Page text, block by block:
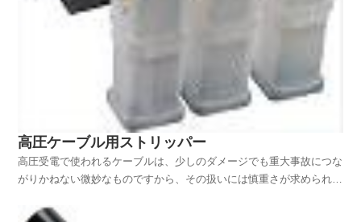
高圧ケーブル用ストリッパー
高圧受電で使われるケーブルは、少しのダメージでも重大事故につな
がりかねない微妙なものですから、その扱いには慎重さが求められま
ってる方なら痛いほど分かっていると思います。例えば、小さなケー